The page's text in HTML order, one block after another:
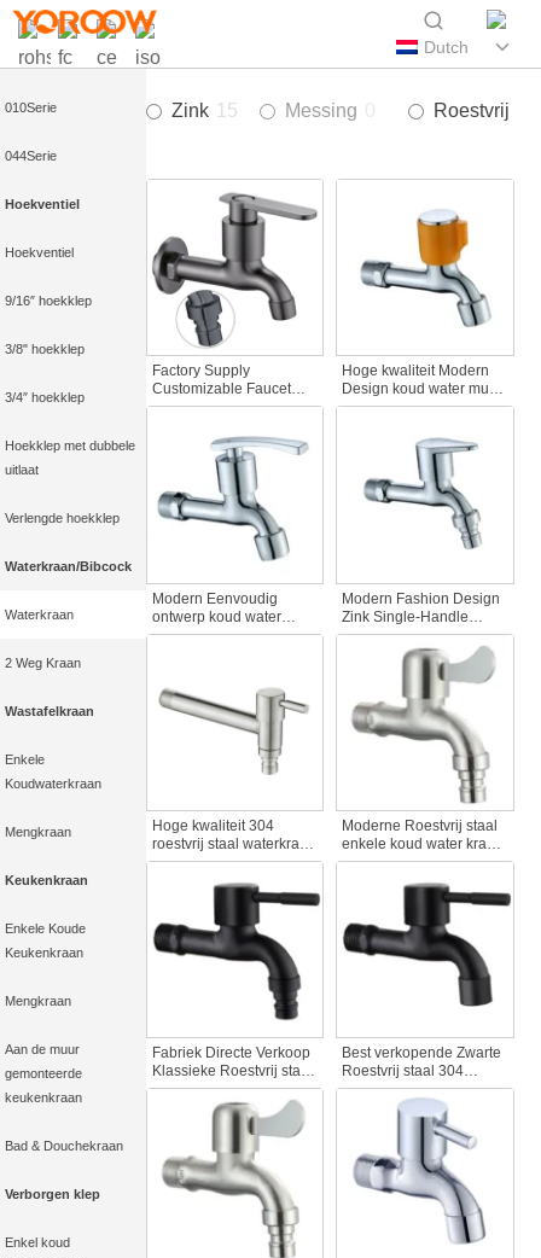
Dutch
015Serie
022Serie
010Serie
044Serie
Hoekventiel
Hoekventiel
9/16″ hoekklep
3/8" hoekklep
3/4″ hoekklep
Hoekklep met dubbele
uitlaat
Verlengde hoekklep
Waterkraan/Bibcock
Waterkraan
2 Weg Kraan
Wastafelkraan
Enkele
Koudwaterkraan
Mengkraan
Keukenkraan
Enkele Koude
Keukenkraan
Mengkraan
Aan de muur
gemonteerde
keukenkraan
Bad & Douchekraan
Verborgen klep
Enkel koud
Zink 15 Messing Roestvrij
Factory Supply
Customizable Faucet
Spout Zinc Alloy Wall-
Water Tap for Bathroom
Washing Machine
Hoge kwaliteit Modern
Design koud water muur
gemonteerde kraan snel
kraan voor Hotel & Home
voor tuin wasmachines
Modern Eenvoudig
ontwerp koud water
muur gemonteerde
kraan voor wasmachine
voor Home Gardens
Modern Fashion Design
Zink Single-Handle
waterkraan voor
wasmachine klassieke
kraan Bib kraan
Hoge kwaliteit 304
roestvrij staal waterkraan
lange buiten tuin kraan
wasmachine extensies
accessoires
Moderne Roestvrij staal
enkele koud water kraan
geborsteld 304 S.S.
oppervlak korte wastafel
kraan voor wasmachine
Fabriek Directe Verkoop
Klassieke Roestvrij staal
Zwarte Waterkraan
Messingspatroon
Spindel voor de
Balkonbadkamerskraan
Best verkopende Zwarte
Roestvrij staal 304
lichaam klassieke
waterkraan Cartridge
kraan accessoire ijzeren
spindel voor balkon
slang Bib